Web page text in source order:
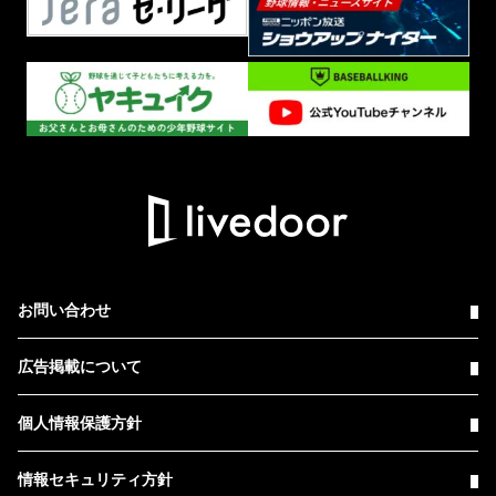
お問い合わせ
広告掲載について
個人情報保護方針
情報セキュリティ方針